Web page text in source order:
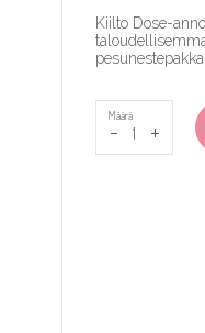
Kiilto Dose-
Määrä
- +